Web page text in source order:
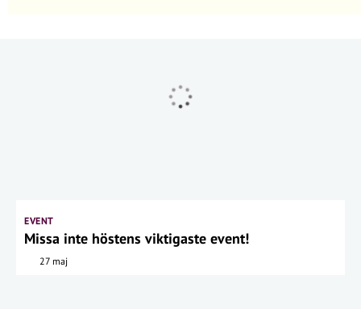
EVENT
Missa inte höstens viktigaste event!
27 maj